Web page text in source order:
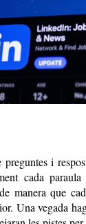
i
cada
manera que
Una vegada